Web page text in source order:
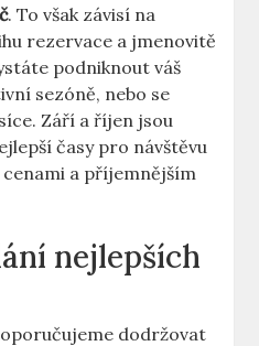
. To však závisí na
rezervace a jmenovitě
podniknout váš
sezóně, nebo se
Září a říjen jsou
časy pro návštěvu
a příjemnějším
nejlepších
dodržovat